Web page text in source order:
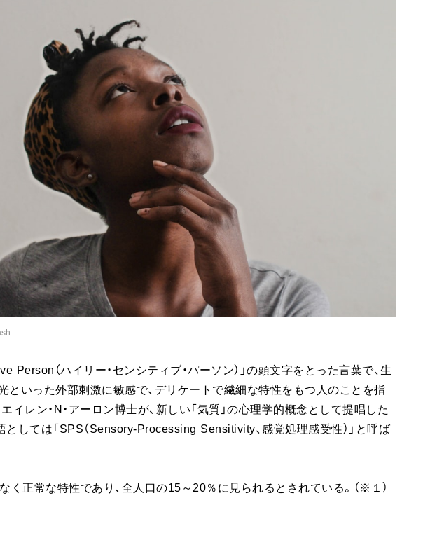
Person（ハイリー・センシティブ・パーソン）」の頭文字をとった言葉で、生
といった外部刺激に敏感で、デリケートで繊細な特性をもつ人のことを指
イレン・N・アーロン博士が、新しい「気質」の心理学的概念として提唱した
としては「SPS（Sensory-Processing Sensitivity、感覚処理感受性）」と呼ば
く正常な特性であり、全人口の15～20％に見られるとされている。（※１）